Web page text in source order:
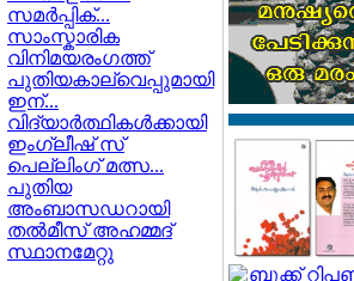
സമർപ്പിക്...
സാംസ്കാരിക
വിനിമയരംഗത്ത്‌
പുതിയകാല്‌വെപ്പുമായി
ഇന്...
വിദ്യാര്‍ത്ഥികള്‍ക്കായി
ഇംഗ്ലീഷ് സ്
പെല്ലിംഗ് മത്സ...
പുതിയ
അംബാസഡറായി
തല്‍മീസ് അഹമ്മദ്
സ്ഥാനമേറ്റു